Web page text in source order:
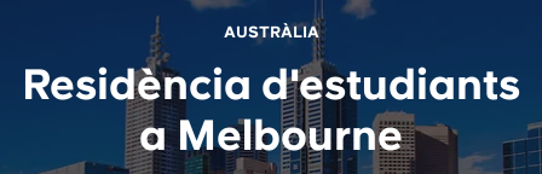
Chinese
Català Deutsch
AUSTRÀLIA
Residència d'estudiants
a Melbourne